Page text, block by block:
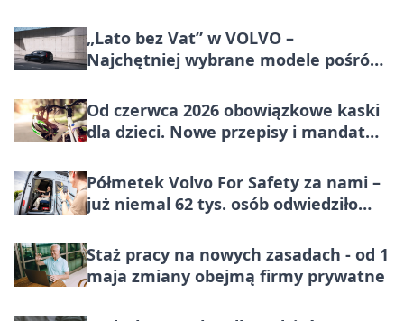
na Bulwarach Wiślanych?
„Lato bez Vat” w VOLVO –
Najchętniej wybrane modele pośród
korzystniej o wartość większą niż VAT
Od czerwca 2026 obowiązkowe kaski
dla dzieci. Nowe przepisy i mandat
Półmetek Volvo For Safety za nami –
już niemal 62 tys. osób odwiedziło
Staż pracy na nowych zasadach - od 1
maja zmiany obejmą firmy prywatne